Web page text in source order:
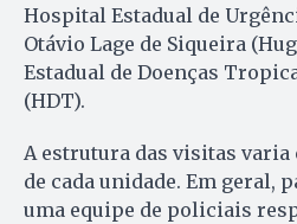
Hospital Estadual de
Otávio Lage de Siqueira
Estadual de Doenças
(HDT).
A estrutura das visitas varia
de cada unidade. Em geral,
uma equipe de policiais